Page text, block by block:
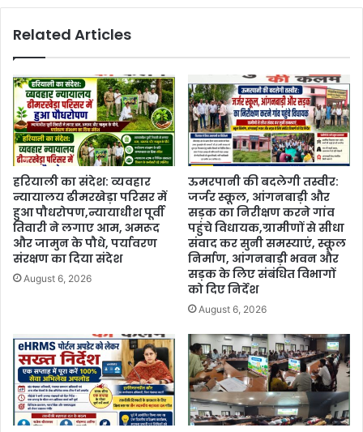
Related Articles
हरियाली का संदेश: व्यवहार
न्यायालय ढीमरखेड़ा परिसर में
हुआ पौधरोपण,न्यायाधीश पूर्वी
तिवारी ने लगाए आम, अमरूद
और जामुन के पौधे, पर्यावरण
संरक्षण का दिया संदेश
August 6, 2026
ऊमरपानी की बदलेगी तस्वीर:
जर्जर स्कूल, आंगनबाड़ी और
सड़क का निरीक्षण करने गांव
पहुंचे विधायक,ग्रामीणों से सीधा
संवाद कर सुनी समस्याएं, स्कूल
निर्माण, आंगनबाड़ी भवन और
सड़क के लिए संबंधित विभागों
को दिए निर्देश
August 6, 2026